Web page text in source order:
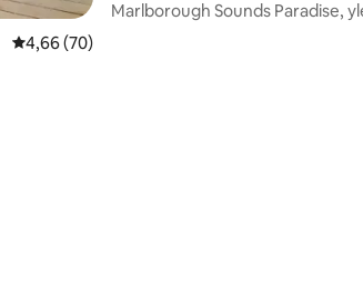
Keskimääräinen arvio 4,66/5, 70 arvostelua
4,66 (70)
Head
Marlborough Sounds Paradise,